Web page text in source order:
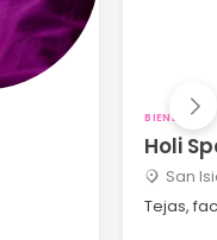
BIENESTAR
Holi
San
Tejas,